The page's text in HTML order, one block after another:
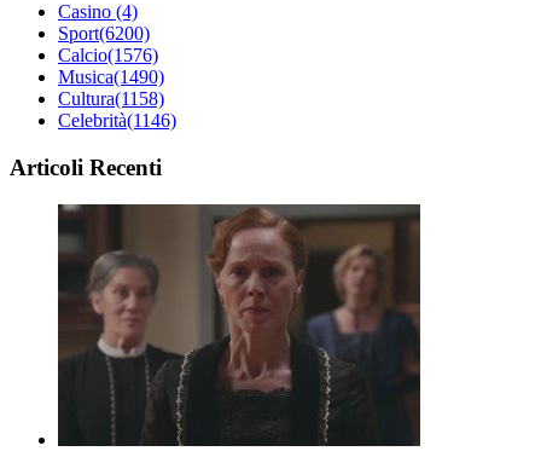
Casino (4)
Sport(6200)
Calcio(1576)
Musica(1490)
Cultura(1158)
Celebrità(1146)
Articoli Recenti